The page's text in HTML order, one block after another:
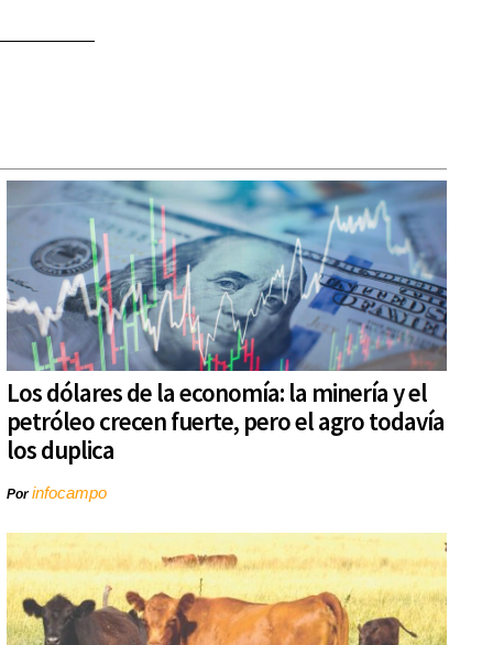
Los dólares de la economía: la minería y el
petróleo crecen fuerte, pero el agro todavía
los duplica
Porinfocampo